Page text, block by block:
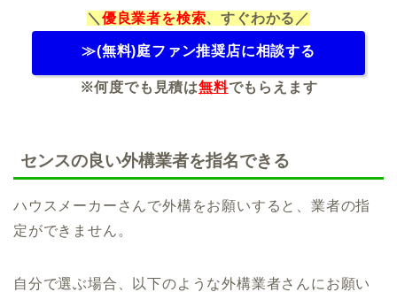
＼ 優良業者を検索、すぐわかる／
≫(無料)庭ファン推奨店に相談する
※何度でも見積は無料でもらえます
センスの良い外構業者を指名できる
ハウスメーカーさんで外構をお願いすると、業者の指
定ができません。
自分で選ぶ場合、以下のような外構業者さんにお願い